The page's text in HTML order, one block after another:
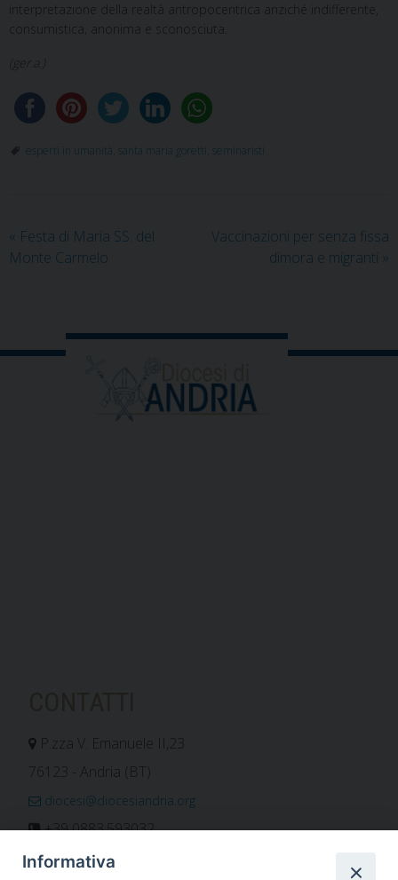
interpretazione della realtà antropocentrica anziché indifferente,
consumistica, anonima e sconosciuta.
esperti in umanità santa maria goretti seminaristi
« Festa di Maria SS. del
Monte Carmelo
Vaccinazioni per senza fissa
dimora e migranti »
P.zza V. Emanuele II,23
76123 - Andria (BT)
diocesi@diocesiandria.org
+39 0883.593032
+39 0883.592596
Informativa